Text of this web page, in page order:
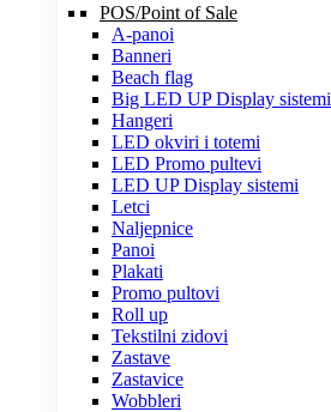
POS/Point of Sale
A-panoi
Banneri
Beach flag
Big LED UP Display sistemi
Hangeri
LED okviri i totemi
LED Promo pultevi
LED UP Display sistemi
Letci
Naljepnice
Panoi
Plakati
Promo pultovi
Roll up
Tekstilni zidovi
Zastave
Zastavice
Wobbleri